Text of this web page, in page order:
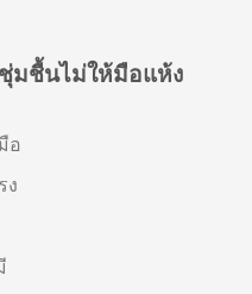
มชื้นไม่ให้มือแห้ง
อ
ง